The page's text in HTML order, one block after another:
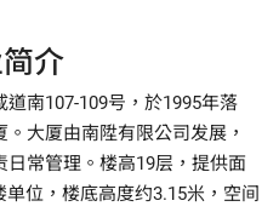
介
南107-109号，於1995年落
大厦由南陞有限公司发展，
常管理。楼高19层，提供面
位，楼底高度约3.15米，空间